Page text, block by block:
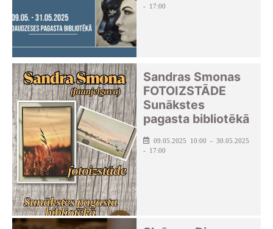
- 17:00
Sandras Smonas
FOTOIZSTĀDE
Sunākstes
pagasta bibliotēkā
09.05.2025 10:00 - 30.05.2025
- 17:00